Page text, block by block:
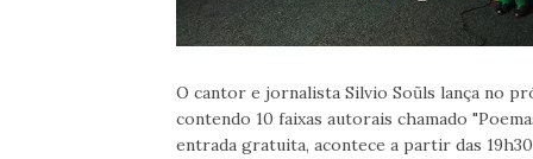
O cantor e jornalista Silvio Soũls lança no
contendo 10 faixas autorais chamado
entrada gratuita, acontece a partir das